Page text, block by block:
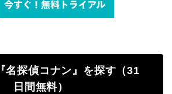
名探偵コナン』を探す（31
日間無料）